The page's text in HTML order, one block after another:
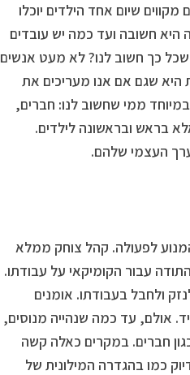
שיום אחד הילדים יוכלו
היא חשובה ועד כמה יש עובדים
כך חשוב לנו? לא מעט אנשים
היא שגם אם אנו מעריכים את
ממי שחשוב לנו: חברים,
בראש ובראשונה לילדים.
העצמי שלהם.
לפעולה. קהל צוחק ממלא
עבור הקומיקאי על עבודתו.
ולחבל בעבודתו. אומנים
אולם, עד כמה שנהייה מנוסים,
חברים. במקרים כאלה קשה
כמו בהגדרה המילונית של